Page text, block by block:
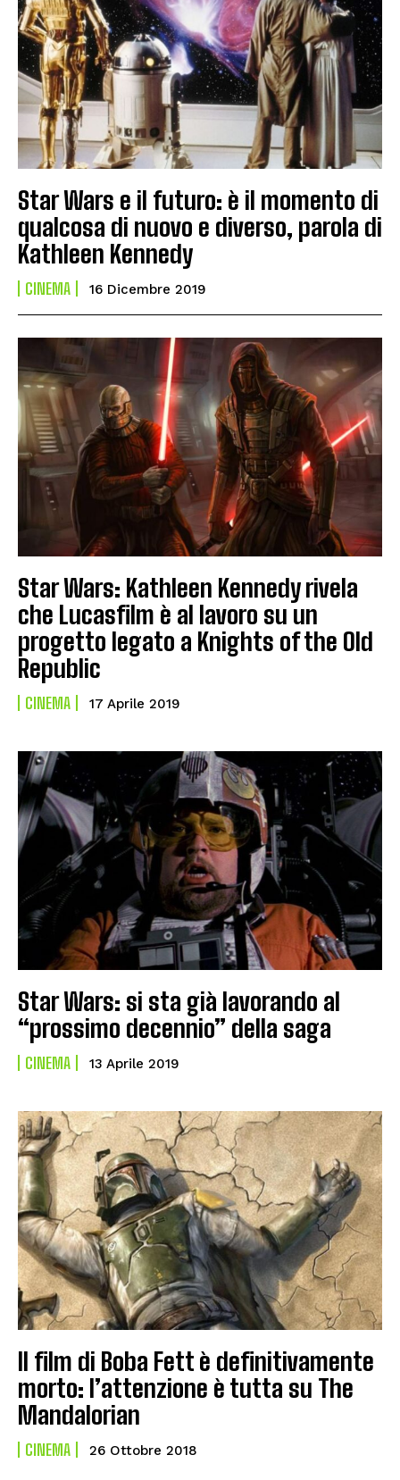
Star Wars e il futuro: è il momento di
qualcosa di nuovo e diverso, parola di
Kathleen Kennedy
CINEMA 16 Dicembre 2019
Star Wars: Kathleen Kennedy rivela
che Lucasfilm è al lavoro su un
progetto legato a Knights of the Old
Republic
CINEMA 17 Aprile 2019
Star Wars: si sta già lavorando al
“prossimo decennio” della saga
CINEMA 13 Aprile 2019
Il film di Boba Fett è definitivamente
morto: l’attenzione è tutta su The
Mandalorian
CINEMA 26 Ottobre 2018